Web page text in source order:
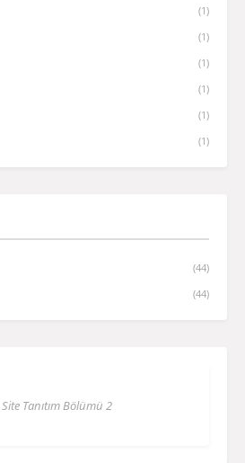
(1)
(1)
(1)
(1)
(1)
(1)
(44)
(44)
Tanıtım Bölümü 2